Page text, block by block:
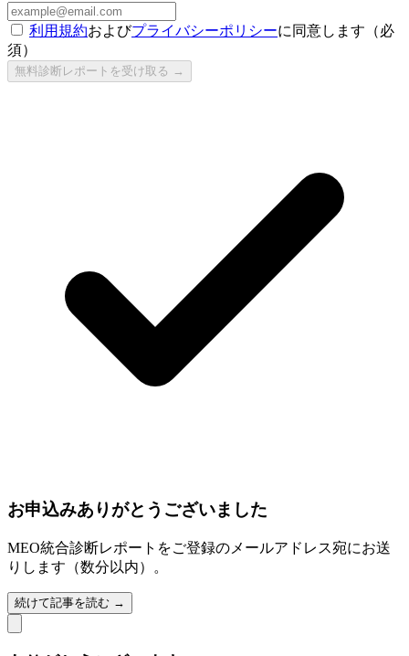
利用規約およびプライバシーポリシーに同意します（必
須）
無料診断レポートを受け取る →
お申込みありがとうございました
MEO統合診断レポートをご登録のメールアドレス宛にお送
りします（数分以内）。
続けて記事を読む →